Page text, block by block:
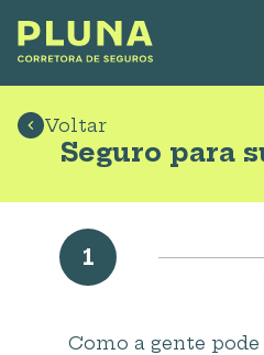
Voltar
Seguro para
1
Como a gente